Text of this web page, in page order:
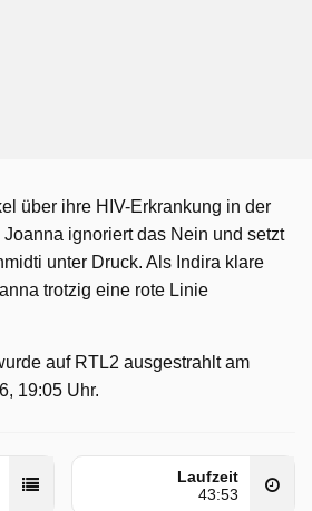
über ihre HIV-Erkrankung in der
ignoriert das Nein und setzt
unter Druck. Als Indira klare
trotzig eine rote Linie
auf RTL2 ausgestrahlt am
19:05 Uhr.
Laufzeit
43:53